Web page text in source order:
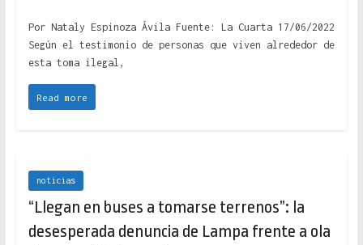
Por Nataly Espinoza Ávila Fuente: La Cuarta 17/06/2022
Según el testimonio de personas que viven alrededor de
esta toma ilegal,
Read more
noticias
“Llegan en buses a tomarse terrenos”: la
desesperada denuncia de Lampa frente a ola